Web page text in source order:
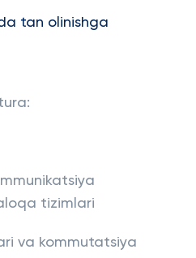
tan olinishga
tizimlari
va kommutatsiya